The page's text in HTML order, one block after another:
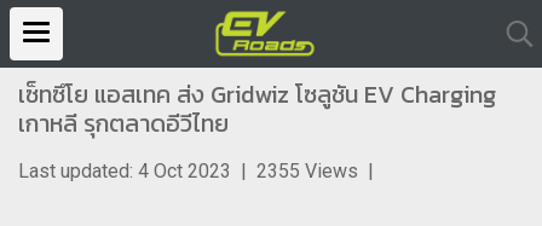
เซ็ทซึโย แอสเทค ส่ง Gridwiz โซลูชัน EV Charging
เกาหลี รุกตลาดอีวีไทย
Last updated: 4 Oct 2023 | 2355 Views |